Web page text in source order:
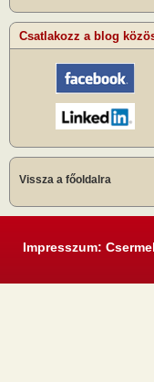
Csatlakozz a blog
Vissza a főoldalra
Impresszum: